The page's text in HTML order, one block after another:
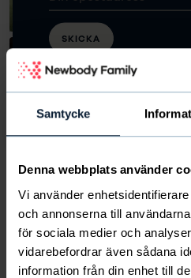
Samtycke
Denna webbplats använder
Vi använder
och annonserna till
för sociala medier och
vidarebefordrar även sådana
information från din enhet till
Kryddor & Smakhöjare
Kolla in
Visa
SKICKA
Jag har tagit del av